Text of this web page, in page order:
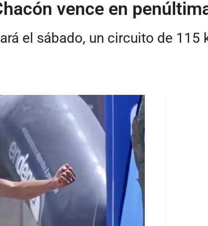
vence en
el sábado, un circuito de 115